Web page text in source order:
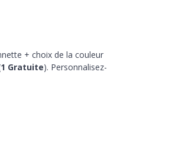
+ choix de la couleur
1 Gratuite). Personnalisez-